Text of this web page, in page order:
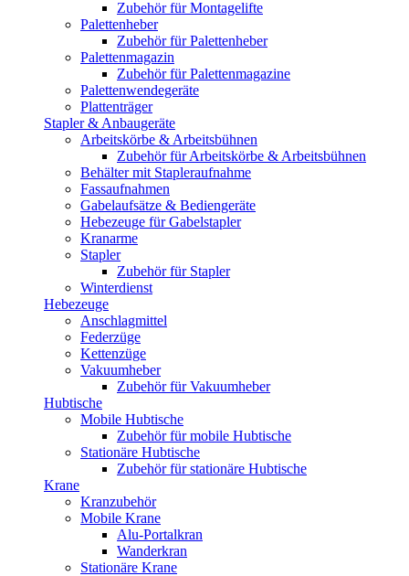
Zubehör für Montagelifte
Palettenheber
Zubehör für Palettenheber
Palettenmagazin
Zubehör für Palettenmagazine
Palettenwendegeräte
Plattenträger
Stapler & Anbaugeräte
Arbeitskörbe & Arbeitsbühnen
Zubehör für Arbeitskörbe & Arbeitsbühnen
Behälter mit Stapleraufnahme
Fassaufnahmen
Gabelaufsätze & Bediengeräte
Hebezeuge für Gabelstapler
Kranarme
Stapler
Zubehör für Stapler
Winterdienst
Hebezeuge
Anschlagmittel
Federzüge
Kettenzüge
Vakuumheber
Zubehör für Vakuumheber
Hubtische
Mobile Hubtische
Zubehör für mobile Hubtische
Stationäre Hubtische
Zubehör für stationäre Hubtische
Krane
Kranzubehör
Mobile Krane
Alu-Portalkran
Wanderkran
Stationäre Krane